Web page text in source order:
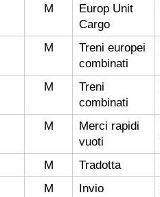
M
Europ Unit
Cargo
M
Treni europei
combinati
M
Treni
combinati
M
Merci rapidi
vuoti
M Tradotta
M
Invio